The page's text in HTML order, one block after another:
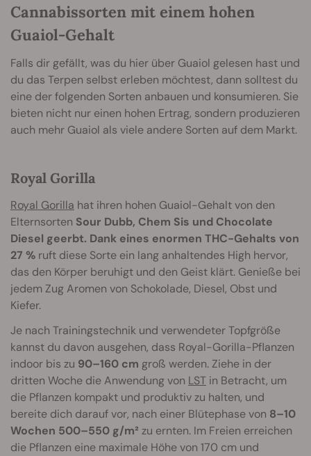
Cannabissorten mit einem hohen
Guaiol-Gehalt
Falls dir gefällt, was du hier über Guaiol gelesen hast und
du das Terpen selbst erleben möchtest, dann solltest du
eine der folgenden Sorten anbauen und konsumieren. Sie
bieten nicht nur einen hohen Ertrag, sondern produzieren
auch mehr Guaiol als viele andere Sorten auf dem Markt.
Royal Gorilla
Royal Gorilla hat ihren hohen Guaiol-Gehalt von den
Elternsorten Sour Dubb, Chem Sis und Chocolate
Diesel geerbt. Dank eines enormen THC-Gehalts von
27 % ruft diese Sorte ein lang anhaltendes High hervor,
das den Körper beruhigt und den Geist klärt. Genieße bei
jedem Zug Aromen von Schokolade, Diesel, Obst und
Kiefer.
Je nach Trainingstechnik und verwendeter Topfgröße
kannst du davon ausgehen, dass Royal-Gorilla-Pflanzen
indoor bis zu 90–160 cm groß werden. Ziehe in der
dritten Woche die Anwendung von LST in Betracht, um
die Pflanzen kompakt und produktiv zu halten, und
bereite dich darauf vor, nach einer Blütephase von 8–10
Wochen 500–550 g/m² zu ernten. Im Freien erreichen
die Pflanzen eine maximale Höhe von 170 cm und